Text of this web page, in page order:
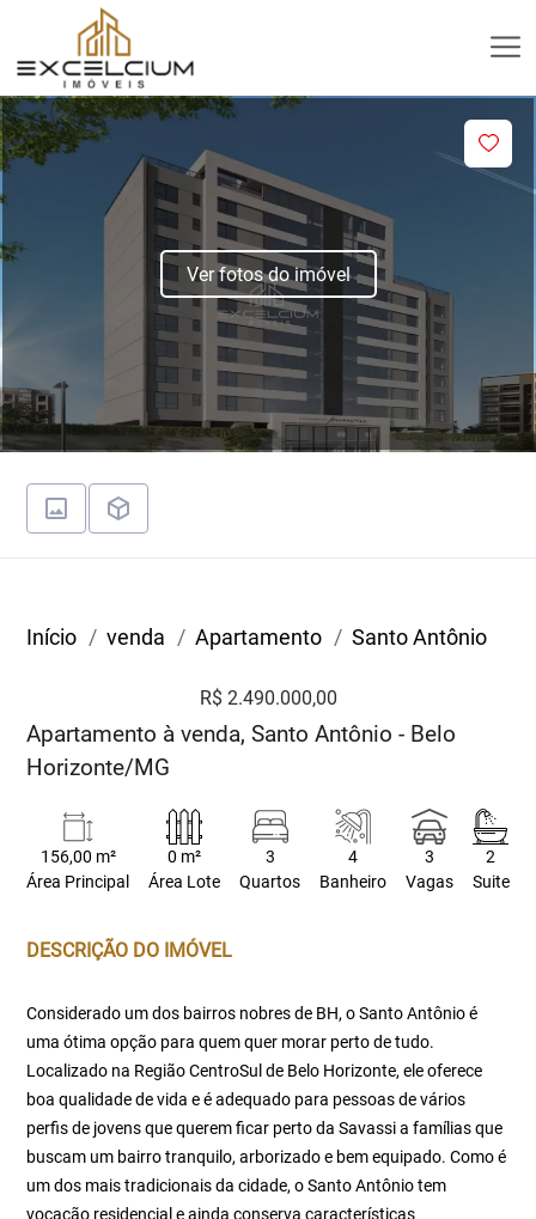
Ver fotos do imóvel
Início venda Apartamento Santo Antônio
R$ 2.490.000,00
Apartamento à venda, Santo Antônio - Belo
Horizonte/MG
156,00 m²
Área Principal
0 m²
Área Lote
3
Quartos
4
Banheiro
3
Vagas
2
Suite
DESCRIÇÃO DO IMÓVEL
Considerado um dos bairros nobres de BH, o Santo Antônio é
uma ótima opção para quem quer morar perto de tudo.
Localizado na Região CentroSul de Belo Horizonte, ele oferece
boa qualidade de vida e é adequado para pessoas de vários
perfis de jovens que querem ficar perto da Savassi a famílias que
buscam um bairro tranquilo, arborizado e bem equipado. Como é
um dos mais tradicionais da cidade, o Santo Antônio tem
vocação residencial e ainda conserva características